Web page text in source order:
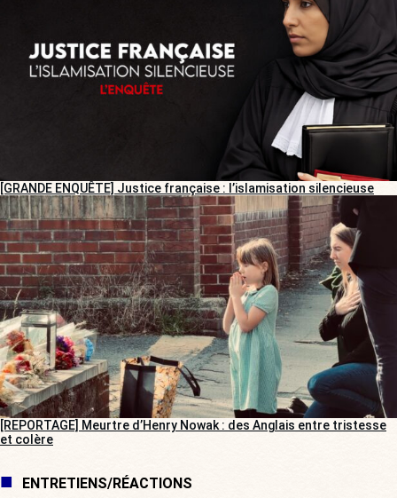
[GRANDE ENQUÊTE] Justice française : l’islamisation silencieuse
[REPORTAGE] Meurtre d’Henry Nowak : des Anglais entre tristesse
et colère
ENTRETIENS/RÉACTIONS